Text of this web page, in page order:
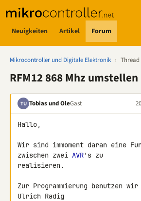
Neuigkeiten Artikel Forum
Mikrocontroller und Digitale Elektronik › Thread
RFM12 868 Mhz umstellen
TU Tobias und OleGast
Hallo,
Wir sind immoment daran eine
zwischen zwei AVR's zu
realisieren.
Zur Programmierung benutzen
Ulrich Radig